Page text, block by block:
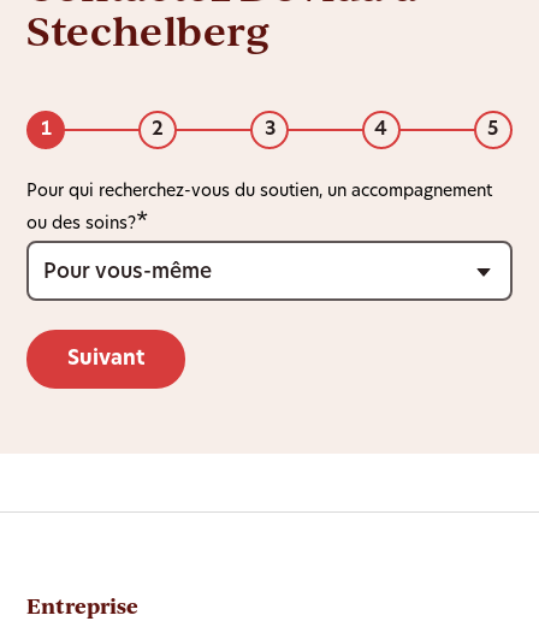
Stechelberg
1 2 3 4 5
Pour qui recherchez-vous du soutien, un accompagnement
ou des soins?
Entreprise